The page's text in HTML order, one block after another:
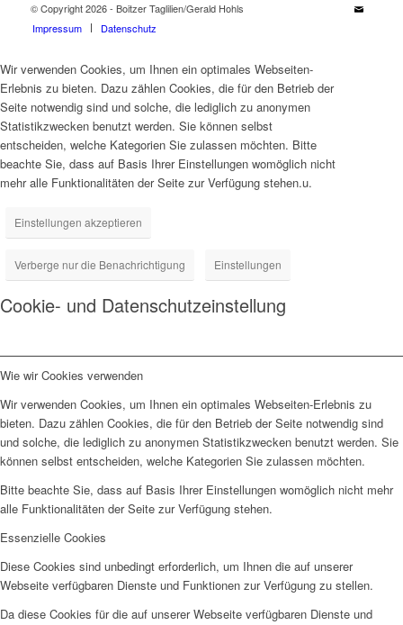
© Copyright 2026 - Boitzer Taglilien/Gerald Hohls
Impressum
Datenschutz
Wir verwenden Cookies, um Ihnen ein optimales Webseiten-
Erlebnis zu bieten. Dazu zählen Cookies, die für den Betrieb der
Seite notwendig sind und solche, die lediglich zu anonymen
Statistikzwecken benutzt werden. Sie können selbst
entscheiden, welche Kategorien Sie zulassen möchten. Bitte
beachte Sie, dass auf Basis Ihrer Einstellungen womöglich nicht
mehr alle Funktionalitäten der Seite zur Verfügung stehen.u.
Einstellungen akzeptieren
Verberge nur die Benachrichtigung Einstellungen
Cookie- und Datenschutzeinstellung
Wie wir Cookies verwenden
Wir verwenden Cookies, um Ihnen ein optimales Webseiten-Erlebnis zu
bieten. Dazu zählen Cookies, die für den Betrieb der Seite notwendig sind
und solche, die lediglich zu anonymen Statistikzwecken benutzt werden. Sie
können selbst entscheiden, welche Kategorien Sie zulassen möchten.
Bitte beachte Sie, dass auf Basis Ihrer Einstellungen womöglich nicht mehr
alle Funktionalitäten der Seite zur Verfügung stehen.
Essenzielle Cookies
Diese Cookies sind unbedingt erforderlich, um Ihnen die auf unserer
Webseite verfügbaren Dienste und Funktionen zur Verfügung zu stellen.
Da diese Cookies für die auf unserer Webseite verfügbaren Dienste und